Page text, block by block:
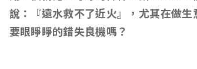
說：『遠水救不了近火』，尤其在做
要眼睜睜的錯失良機嗎？